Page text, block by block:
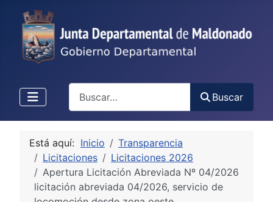
Buscar
Está aquí: Inicio
Transparencia
Licitaciones
Licitaciones 2026
Apertura Licitación Abreviada Nº 04/2026
licitación abreviada 04/2026, servicio de